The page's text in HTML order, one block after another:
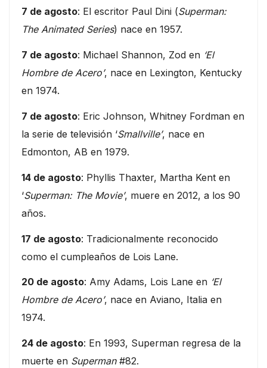
7 de agosto: El escritor Paul Dini (Superman:
The Animated Series) nace en 1957.
7 de agosto: Michael Shannon, Zod en ‘El
Hombre de Acero’, nace en Lexington, Kentucky
en 1974.
7 de agosto: Eric Johnson, Whitney Fordman en
la serie de televisión ‘Smallville’, nace en
Edmonton, AB en 1979.
14 de agosto: Phyllis Thaxter, Martha Kent en
‘Superman: The Movie’, muere en 2012, a los 90
años.
17 de agosto: Tradicionalmente reconocido
como el cumpleaños de Lois Lane.
20 de agosto: Amy Adams, Lois Lane en ‘El
Hombre de Acero’, nace en Aviano, Italia en
1974.
24 de agosto: En 1993, Superman regresa de la
muerte en Superman#82.